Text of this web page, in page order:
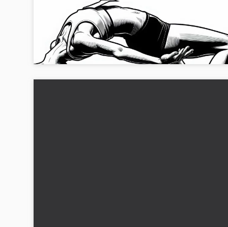
Höjdhoppare övervinner ribban – Målarbok
friidrott gratis
Upplev målarbilden av en höjdhopperska som hoppar över
ribban. Hämta din gratis motiv nu!...